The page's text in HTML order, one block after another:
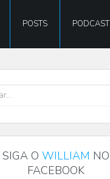
POSTS PODCAST
SIGA O WILLIAM NO
FACEBOOK